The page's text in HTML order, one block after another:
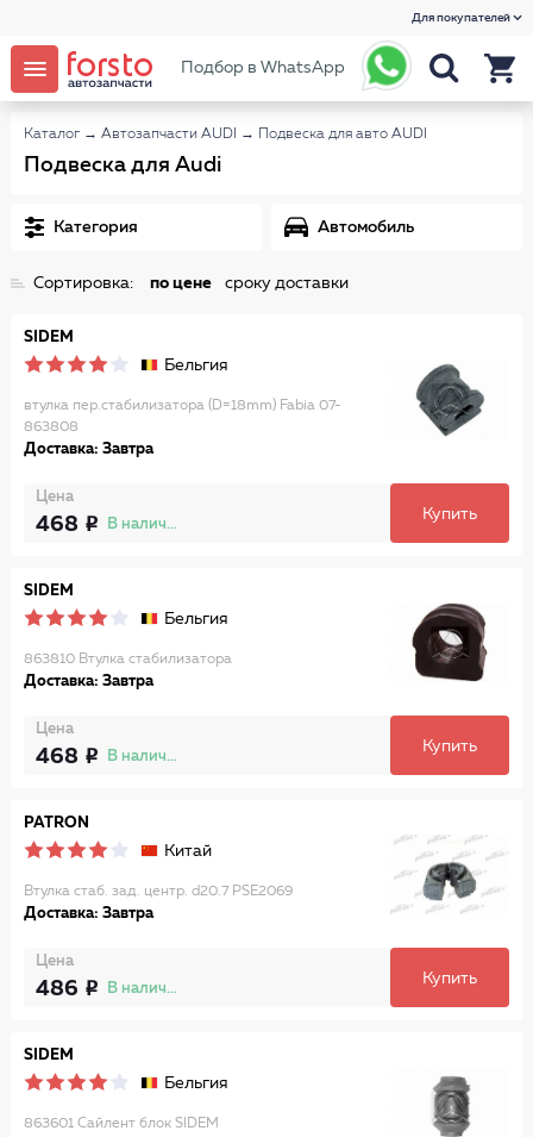
Для покупателей
Подбор в WhatsApp
Каталог → Автозапчасти AUDI → Подвеска для авто AUDI
Подвеска для Audi
Категория Автомобиль
Сортировка: по цене сроку доставки
SIDEM
Бельгия
втулка пер.стабилизатора (D=18mm) Fabia 07-
863808
Доставка: Завтра
Цена
468 В наличии
Купить
SIDEM
Бельгия
863810 Втулка стабилизатора
Доставка: Завтра
Цена
468 В наличии
Купить
PATRON
Китай
Втулка стаб. зад. центр. d20.7 PSE2069
Доставка: Завтра
Цена
486 В наличии
Купить
SIDEM
Бельгия
863601 Сайлент блок SIDEM